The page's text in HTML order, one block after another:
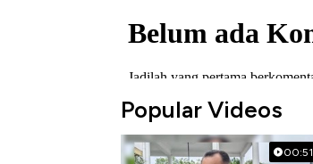
Popular Videos
00:51